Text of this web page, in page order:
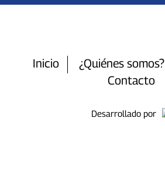
Inicio ¿Quiénes somos?
Contacto
Desarrollado por